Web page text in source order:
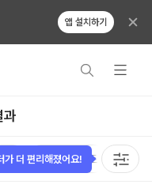
앱 설치하기
과
수 테이스팅 노트
가 더 편리해졌어요!